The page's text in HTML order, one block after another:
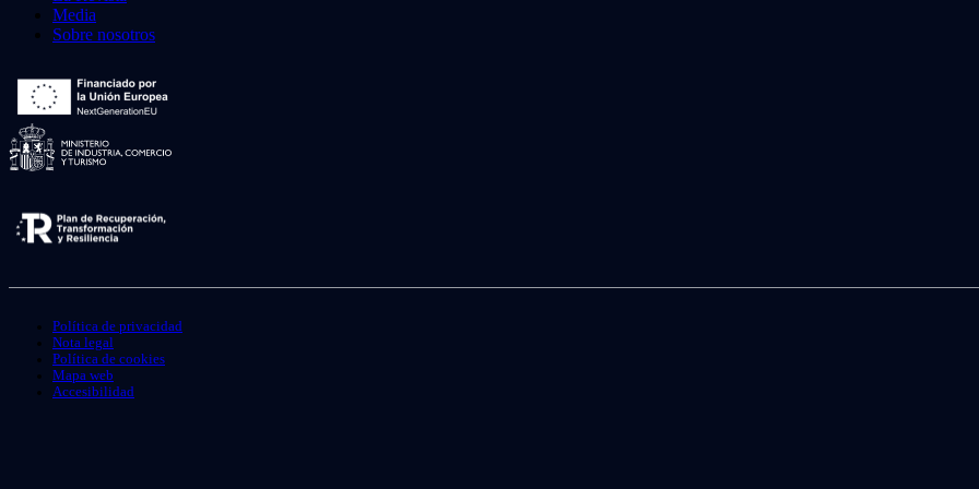
Media
Sobre nosotros
Política de privacidad
Nota legal
Política de cookies
Mapa web
Accesibilidad